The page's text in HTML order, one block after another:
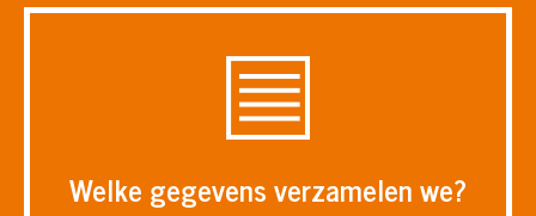
Welke gegevens verzamelen we?